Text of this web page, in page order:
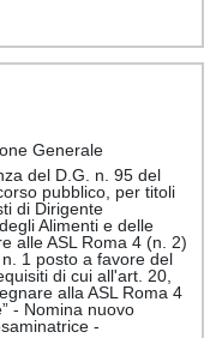
Generale
del D.G. n. 95 del
pubblico, per titoli
di Dirigente
Alimenti e delle
alle ASL Roma 4 (n. 2)
1 posto a favore del
di cui all'art. 20,
alla ASL Roma 4
- Nomina nuovo
-